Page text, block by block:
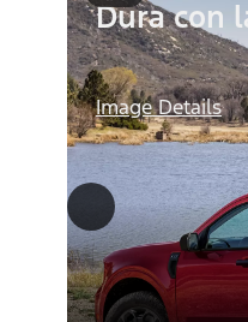
Dura con
Image Details